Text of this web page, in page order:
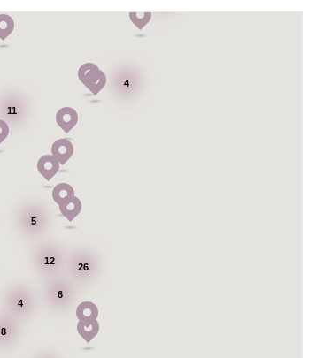
26
8
11
6
12
4
5
4